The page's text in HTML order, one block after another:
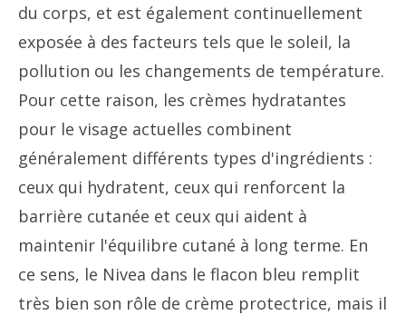
du corps, et est également continuellement
exposée à des facteurs tels que le soleil, la
pollution ou les changements de température.
Pour cette raison, les crèmes hydratantes
pour le visage actuelles combinent
généralement différents types d'ingrédients :
ceux qui hydratent, ceux qui renforcent la
barrière cutanée et ceux qui aident à
maintenir l'équilibre cutané à long terme. En
ce sens, le Nivea dans le flacon bleu remplit
très bien son rôle de crème protectrice, mais il